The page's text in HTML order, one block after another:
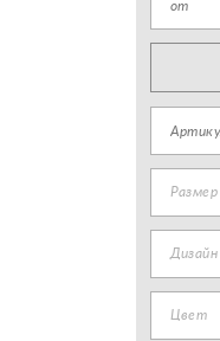
Размер
Дизайн
Цвет